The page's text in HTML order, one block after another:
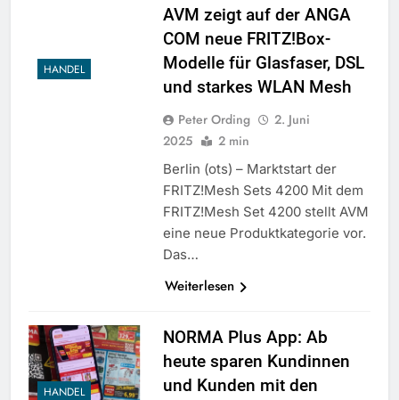
HANDEL
AVM zeigt auf der ANGA
COM neue FRITZ!Box-
Modelle für Glasfaser, DSL
und starkes WLAN Mesh
Peter Ording
2. Juni
2025
2 min
Berlin (ots) – Marktstart der
FRITZ!Mesh Sets 4200 Mit dem
FRITZ!Mesh Set 4200 stellt AVM
eine neue Produktkategorie vor.
Das…
Weiterlesen
HANDEL
NORMA Plus App: Ab
heute sparen Kundinnen
und Kunden mit den